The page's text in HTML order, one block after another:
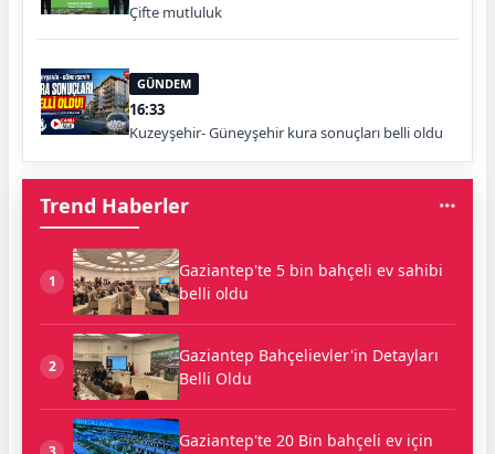
Çifte mutluluk
GÜNDEM
16:33
Kuzeyşehir- Güneyşehir kura sonuçları belli oldu
Trend Haberler
1
Gaziantep'te 5 bin bahçeli ev sahibi
belli oldu
2
Gaziantep Bahçelievler'in Detayları
Belli Oldu
Gaziantep'te 20 Bin bahçeli ev için